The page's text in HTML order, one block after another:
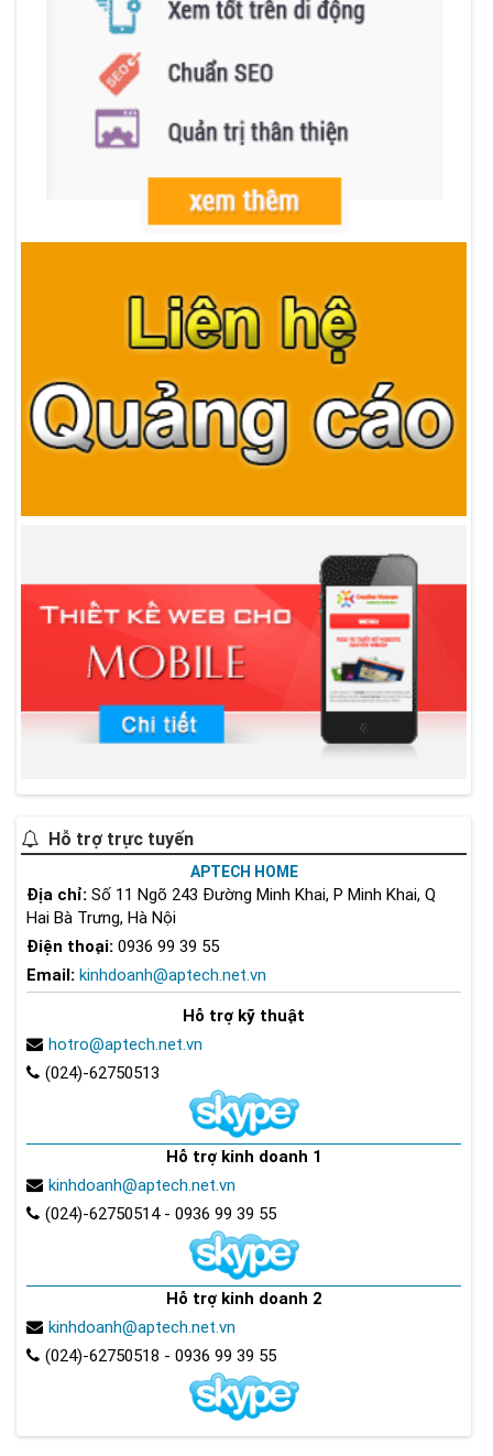
Hỗ trợ trực tuyến
APTECH HOME
Địa chỉ: Số 11 Ngõ 243 Đường Minh Khai, P Minh Khai, Q
Hai Bà Trưng, Hà Nội
Điện thoại: 0936 99 39 55
Email: kinhdoanh@aptech.net.vn
Hỗ trợ kỹ thuật
hotro@aptech.net.vn
(024)-62750513
Hỗ trợ kinh doanh 1
kinhdoanh@aptech.net.vn
(024)-62750514 - 0936 99 39 55
Hỗ trợ kinh doanh 2
kinhdoanh@aptech.net.vn
(024)-62750518 - 0936 99 39 55